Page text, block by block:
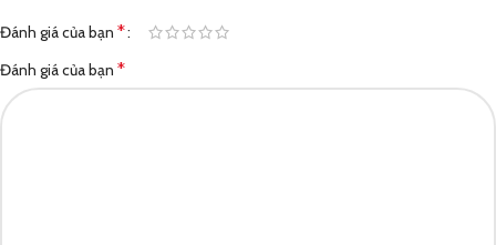
Đánh giá của bạn *
Đánh giá của bạn *